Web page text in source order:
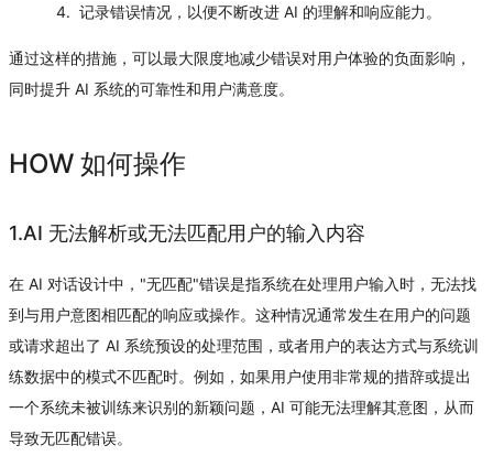
记录错误情况，以便不断改进 AI 的理解和响应能力。
通过这样的措施，可以最大限度地减少错误对用户体验的负面影响，
同时提升 AI 系统的可靠性和用户满意度。
HOW 如何操作
1.AI 无法解析或无法匹配用户的输入内容
在 AI 对话设计中，"无匹配"错误是指系统在处理用户输入时，无法找
到与用户意图相匹配的响应或操作。这种情况通常发生在用户的问题
或请求超出了 AI 系统预设的处理范围，或者用户的表达方式与系统训
练数据中的模式不匹配时。例如，如果用户使用非常规的措辞或提出
一个系统未被训练来识别的新颖问题，AI 可能无法理解其意图，从而
导致无匹配错误。